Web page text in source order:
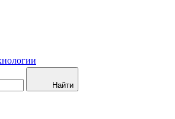
Найти